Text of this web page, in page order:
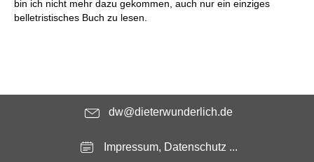
bin ich nicht mehr dazu gekommen, auch nur ein einziges
belletristisches Buch zu lesen.
dw@dieterwunderlich.de
Impressum, Datenschutz ...